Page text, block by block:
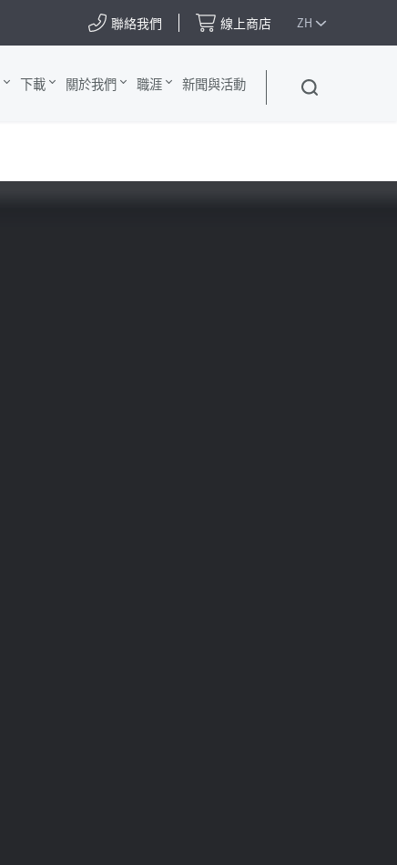
聯絡我們 線上商店 ZH
下載 關於我們 職涯 新聞與活動